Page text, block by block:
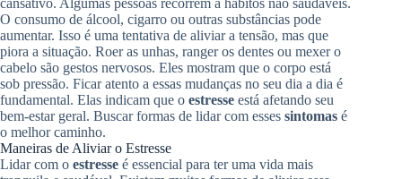
O consumo de álcool, cigarro ou outras substâncias pode
aumentar. Isso é uma tentativa de aliviar a tensão, mas que
piora a situação. Roer as unhas, ranger os dentes ou mexer o
cabelo são gestos nervosos. Eles mostram que o corpo está
sob pressão. Ficar atento a essas mudanças no seu dia a dia é
fundamental. Elas indicam que o estresse está afetando seu
bem-estar geral. Buscar formas de lidar com esses sintomas é
o melhor caminho.
Maneiras de Aliviar o Estresse
Lidar com o estresse é essencial para ter uma vida mais